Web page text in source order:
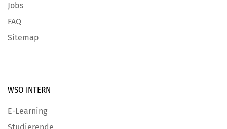
Jobs
FAQ
Sitemap
WSO INTERN
E-Learning